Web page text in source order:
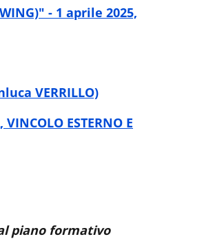
- 1 aprile 2025,
VERRILLO)
ESTERNO E
piano formativo